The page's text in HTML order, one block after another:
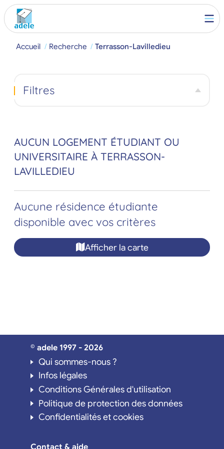
Accueil Recherche Terrasson-Lavilledieu
AUCUN LOGEMENT ÉTUDIANT OU
UNIVERSITAIRE À TERRASSON-
LAVILLEDIEU
Aucune résidence étudiante
disponible avec vos critères
Afficher la carte
Filtres
© adele 1997 - 2026
Qui sommes-nous ?
Infos légales
Conditions Générales d'utilisation
Politique de protection des données
Confidentialités et cookies
Contact & aide